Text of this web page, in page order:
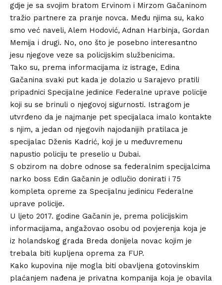
gdje je sa svojim bratom Ervinom i Mirzom Gačaninom
tražio partnere za pranje novca. Među njima su, kako
smo već naveli, Alem Hodović, Adnan Harbinja, Gordan
Memija i drugi. No, ono što je posebno interesantno
jesu njegove veze sa policijskim službenicima.
Tako su, prema informacijama iz istrage, Edina
Gačanina svaki put kada je dolazio u Sarajevo pratili
pripadnici Specijalne jedinice Federalne uprave policije
koji su se brinuli o njegovoj sigurnosti. Istragom je
utvrđeno da je najmanje pet specijalaca imalo kontakte
s njim, a jedan od njegovih najodanijih pratilaca je
specijalac Dženis Kadrić, koji je u međuvremenu
napustio policiju te preselio u Dubai.
S obzirom na dobre odnose sa federalnim specijalcima
narko boss Edin Gačanin je odlučio donirati i 75
kompleta opreme za Specijalnu jedinicu Federalne
uprave policije.
U ljeto 2017. godine Gačanin je, prema policijskim
informacijama, angažovao osobu od povjerenja koja je
iz holandskog grada Breda donijela novac kojim je
trebala biti kupljena oprema za FUP.
Kako kupovina nije mogla biti obavljena gotovinskim
plaćanjem nađena je privatna kompanija koja je obavila